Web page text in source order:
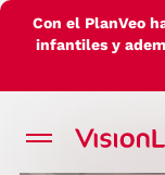
Con el PlanVeo
infantiles y